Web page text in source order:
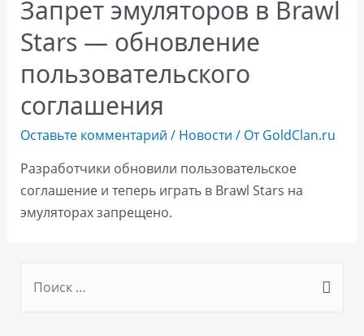
Запрет эмуляторов в Brawl
Stars — обновление
пользовательского
соглашения
Оставьте комментарий / Новости / От GoldClan.ru
Разработчики обновили пользовательское
соглашение и теперь играть в Brawl Stars на
эмуляторах запрещено.